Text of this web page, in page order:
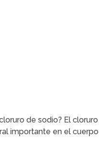
de sodio? El
importante en el